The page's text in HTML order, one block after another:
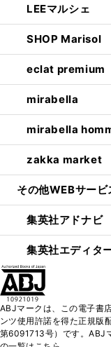
LEEマルシェ
SHOP Marisol
eclat premium
mirabella
mirabella
zakka market
その他WEBサービ
集英社アドナビ
集英社エディタ
ABJマークは、この電子書
ンツ使用許諾を得た正規版
第6091713号）です。ABJ